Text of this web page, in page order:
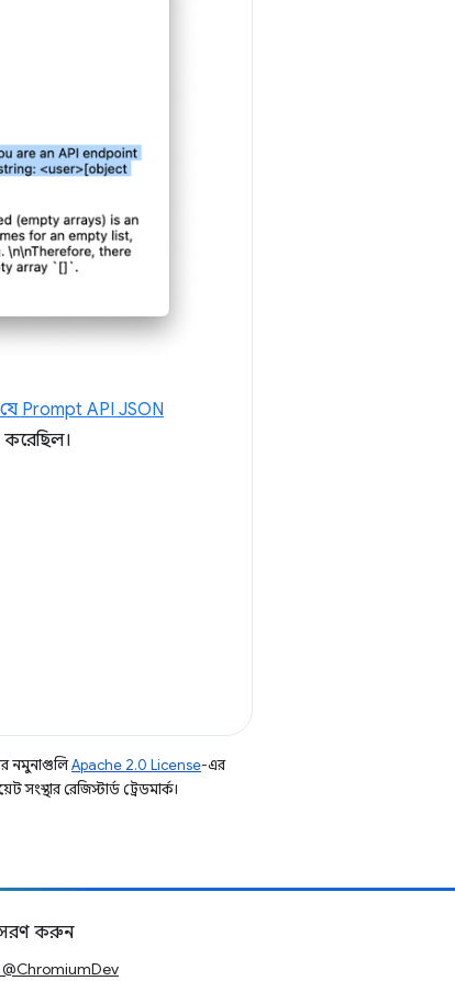
Prompt API JSON
করেছিল।
নমুনাগুলিApache 2.0 License-এর
রেজিস্টার্ড ট্রেডমার্ক।
করুন